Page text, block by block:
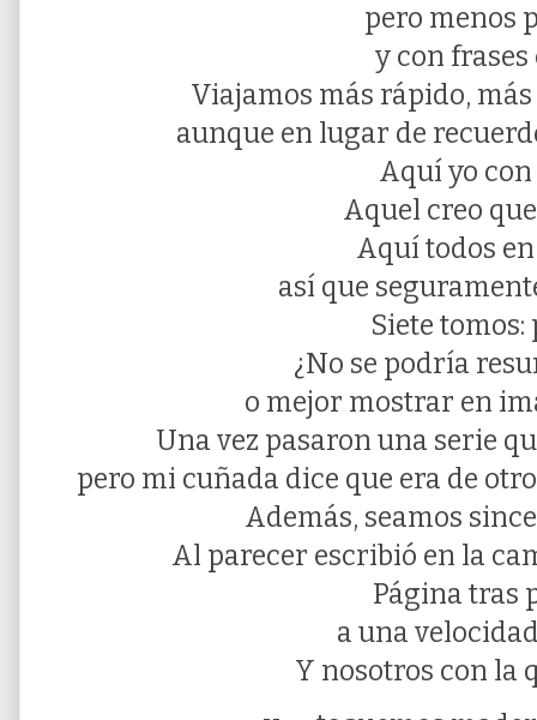
pero menos
y con frases
Viajamos más rápido,
aunque en lugar de
Aquí yo
Aquel creo
Aquí todos
así que
Siete tomos:
¿No se podría
o mejor mostrar en
Una vez pasaron una serie
pero mi cuñada dice que era de
Además, seamos
Al parecer escribió en la
Página tras
a una
Y nosotros con la